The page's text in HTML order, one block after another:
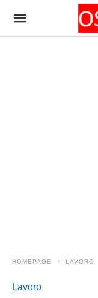
HOMEPAGE LAVORO
Lavoro